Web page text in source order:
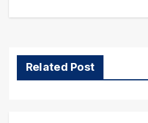
Related Post